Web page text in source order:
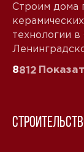
Строим дома
технологии
8812